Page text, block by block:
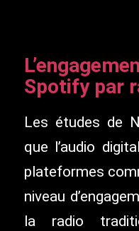
Spotify par
Les études de
que l’audio
plateformes
niveau
la radio